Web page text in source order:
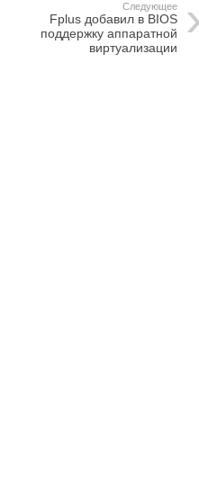
Следующее
Fplus добавил в BIOS
поддержку аппаратной
виртуализации